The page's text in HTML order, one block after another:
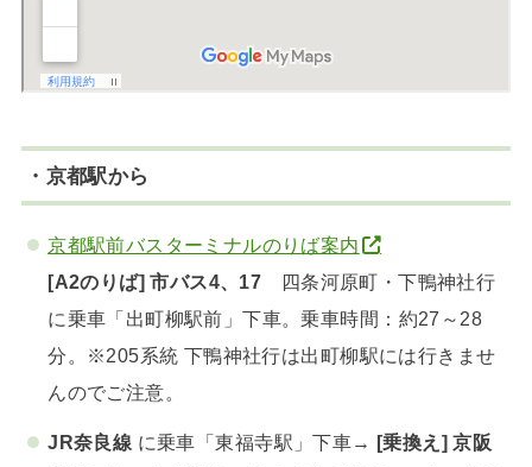
・京都駅から
京都駅前バスターミナルのりば案内
[A2のりば] 市バス4、17 四条河原町・下鴨神社行
に乗車「出町柳駅前」下車。乗車時間：約27～28
分。※205系統 下鴨神社行は出町柳駅には行きませ
んのでご注意。
JR奈良線 に乗車「東福寺駅」下車→ [乗換え] 京阪